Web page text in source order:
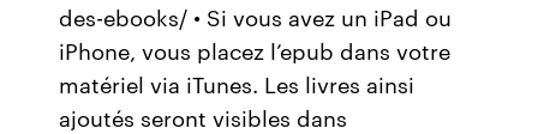
des-ebooks/ • Si vous avez un iPad ou
iPhone, vous placez l’epub dans votre
matériel via iTunes. Les livres ainsi
ajoutés seront visibles dans